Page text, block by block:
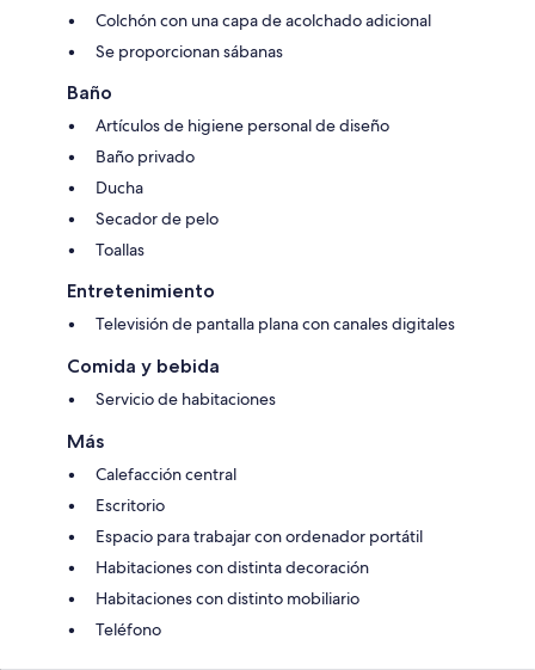
Colchón con una capa de acolchado adicional
Se proporcionan sábanas
Baño
Artículos de higiene personal de diseño
Baño privado
Ducha
Secador de pelo
Toallas
Entretenimiento
Televisión de pantalla plana con canales digitales
Comida y bebida
Servicio de habitaciones
Más
Calefacción central
Escritorio
Espacio para trabajar con ordenador portátil
Habitaciones con distinta decoración
Habitaciones con distinto mobiliario
Teléfono